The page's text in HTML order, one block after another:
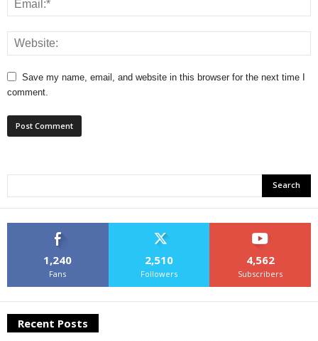
Save my name, email, and website in this browser for the next time I
comment.
1,240
Fans
2,510
Followers
4,562
Subscribers
Recent Posts